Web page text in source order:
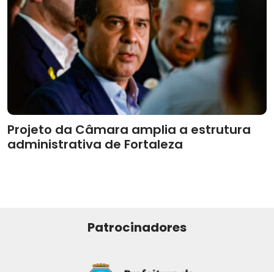
Projeto da Câmara amplia a estrutura
administrativa de Fortaleza
Patrocinadores